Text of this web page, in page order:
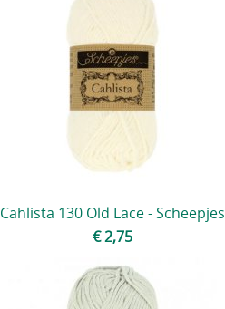
Cahlista 130 Old Lace - Scheepjes
€ 2,75